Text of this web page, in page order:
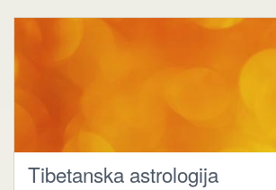
Tibetanska astrologija